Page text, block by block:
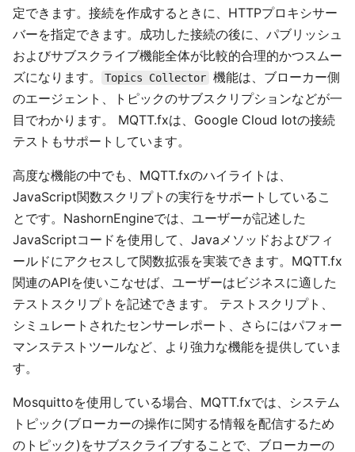
定できます。接続を作成するときに、HTTPプロキシサー
バーを指定できます。成功した接続の後に、パブリッシュ
およびサブスクライブ機能全体が比較的合理的かつスムー
ズになります。
Topics Collector 機能は、ブローカー側
のエージェント、トピックのサブスクリプションなどが一
目でわかります。 MQTT.fxは、Google Cloud Iotの接続
テストもサポートしています。
高度な機能の中でも、MQTT.fxのハイライトは、
JavaScript関数スクリプトの実行をサポートしているこ
とです。NashornEngineでは、ユーザーが記述した
JavaScriptコードを使用して、Javaメソッドおよびフィ
ールドにアクセスして関数拡張を実装できます。MQTT.fx
関連のAPIを使いこなせば、ユーザーはビジネスに適した
テストスクリプトを記述できます。 テストスクリプト、
シミュレートされたセンサーレポート、さらにはパフォー
マンステストツールなど、より強力な機能を提供していま
す。
Mosquittoを使用している場合、MQTT.fxでは、システム
トピック(ブローカーの操作に関する情報を配信するため
のトピック)をサブスクライブすることで、ブローカーの